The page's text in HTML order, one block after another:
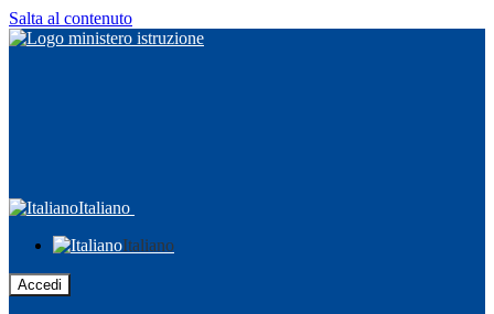
Salta al contenuto
Italiano
Italiano
Accedi